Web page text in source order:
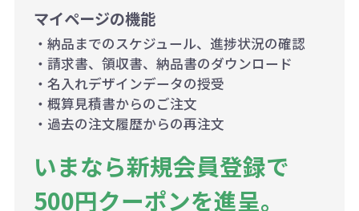
マイページの機能
・納品までのスケジュール、進捗状況の確認
・請求書、領収書、納品書のダウンロード
・名入れデザインデータの授受
・概算見積書からのご注文
・過去の注文履歴からの再注文
いまなら新規会員登録で
500円クーポンを進呈。